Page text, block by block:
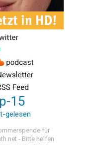
15
gelesen
für
- Bitte helfen